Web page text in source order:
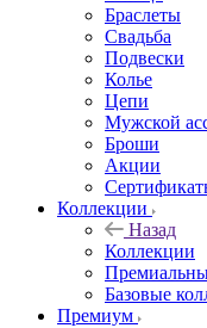
Браслеты
Свадьба
Подвески
Колье
Цепи
Мужской
Броши
Акции
Коллекции
Назад
Коллекции
Базовые
Премиум